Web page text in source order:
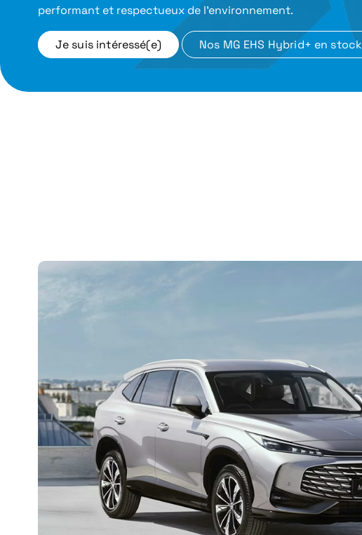
performant et respectueux de l’environnement.
Je suis intéressé(e) Nos MG EHS Hybrid+ en stock